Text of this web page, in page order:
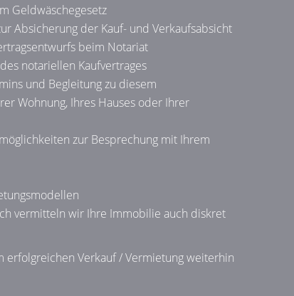
Geldwäschegesetz
Absicherung der Kauf- und Verkaufsabsicht
beim Notariat
notariellen Kaufvertrages
und Begleitung zu diesem
Wohnung, Ihres Hauses oder Ihrer
zur Besprechung mit Ihrem
vermitteln wir Ihre Immobilie auch diskret
erfolgreichen Verkauf / Vermietung weiterhin